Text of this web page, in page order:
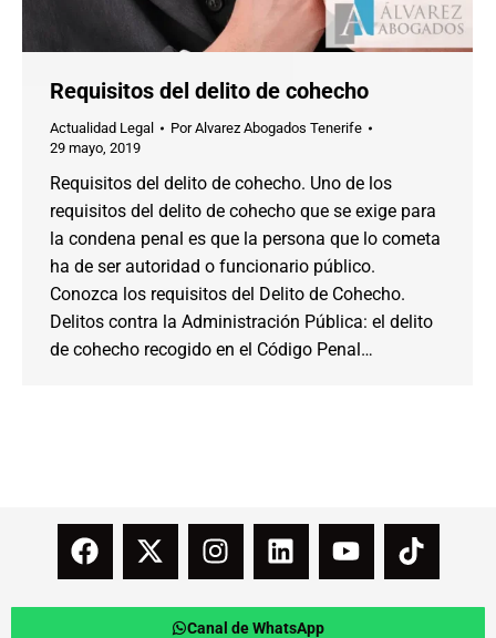
Requisitos del delito de cohecho
Actualidad Legal PorAlvarez Abogados Tenerife
29 mayo, 2019
Requisitos del delito de cohecho. Uno de los
requisitos del delito de cohecho que se exige para
la condena penal es que la persona que lo cometa
ha de ser autoridad o funcionario público.
Conozca los requisitos del Delito de Cohecho.
Delitos contra la Administración Pública: el delito
de cohecho recogido en el Código Penal…
Canal de WhatsApp